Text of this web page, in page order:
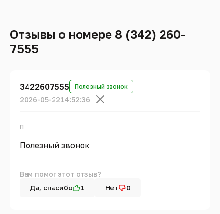
Отзывы о номере 8 (342) 260-
7555
3422607555 Полезный звонок
2026-05-2214:52:36
П
Полезный звонок
Вам помог этот отзыв?
Да, спасибо
1 Нет 0